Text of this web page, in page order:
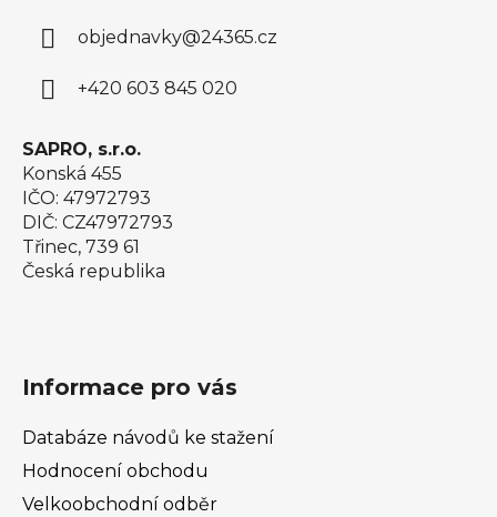
objednavky@24365.cz
+420 603 845 020
SAPRO, s.r.o.
Konská 455
IČO: 47972793
DIČ: CZ47972793
Třinec, 739 61
Česká republika
Informace pro vás
Databáze návodů ke stažení
Hodnocení obchodu
Velkoobchodní odběr